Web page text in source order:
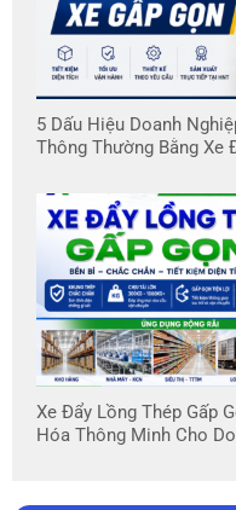
5 Dấu Hiệu Doanh
Thông Thường Bằng Xe
Xe Đẩy Lồng Thép Gấp
Hóa Thông Minh Cho